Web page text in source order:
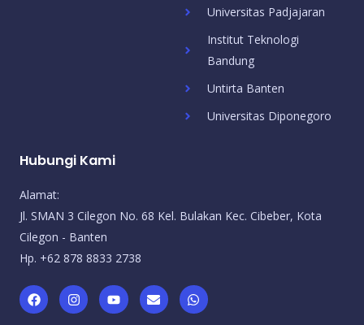
Universitas Padjajaran
Institut Teknologi
Bandung
Untirta Banten
Universitas Diponegoro
Hubungi Kami
Alamat:
Jl. SMAN 3 Cilegon No. 68 Kel. Bulakan Kec. Cibeber, Kota
Cilegon - Banten
Hp. +62 878 8833 2738
F
a
c
I
n
s
Y
o
u
E
n
v
W
h
a